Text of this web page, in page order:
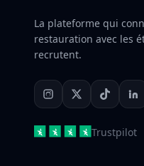
La plateforme qui
restauration avec les
recrutent.
Trustpilot